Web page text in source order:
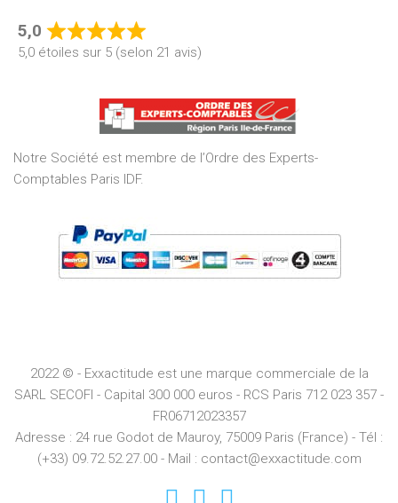
5,0
Rated
5,0
of
5
5,0 étoiles sur 5 (selon 21 avis)
Notre Société est membre de l’Ordre des Experts-
Comptables Paris IDF.
2022 © - Exxactitude est une marque commerciale de la
SARL SECOFI - Capital 300 000 euros - RCS Paris 712 023 357 -
FR06712023357
Adresse : 24 rue Godot de Mauroy, 75009 Paris (France) - Tél :
(+33) 09.72.52.27.00 - Mail : contact@exxactitude.com